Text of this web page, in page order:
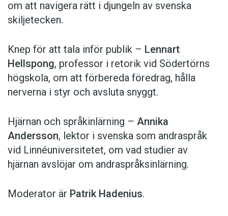
om att navigera rätt i djungeln av svenska
skiljetecken.
Knep för att tala inför publik – Lennart
Hellspong, professor i retorik vid Södertörns
högskola, om att förbereda föredrag, hålla
nerverna i styr och avsluta snyggt.
Hjärnan och språkinlärning – Annika
Andersson, lektor i svenska som andraspråk
vid Linnéuniversitetet, om vad studier av
hjärnan avslöjar om andraspråksinlärning.
Moderator är Patrik Hadenius.